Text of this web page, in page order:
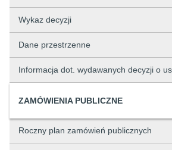
Wykaz decyzji
Dane przestrzenne
Informacja dot. wydawanych decyzji o
ZAMÓWIENIA PUBLICZNE
Roczny plan zamówień publicznych